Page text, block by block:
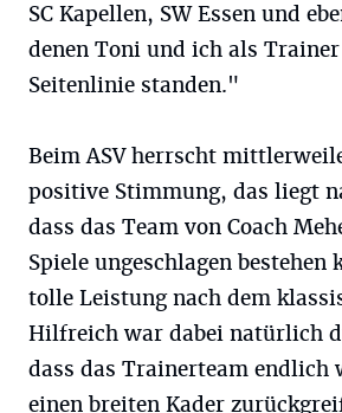
SC Kapellen, SW Essen und
denen Toni und ich als
Seitenlinie standen."
Beim ASV herrscht
positive Stimmung, das liegt
dass das Team von Coach
Spiele ungeschlagen bestehen
tolle Leistung nach dem
Hilfreich war dabei natürlich
dass das Trainerteam endlich
einen breiten Kader